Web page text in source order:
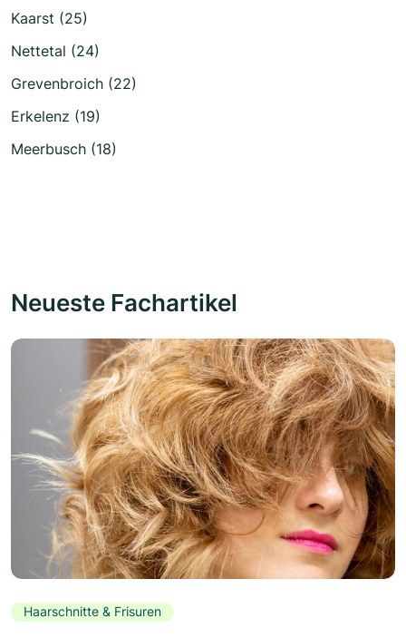
Kaarst (25)
Nettetal (24)
Grevenbroich (22)
Erkelenz (19)
Meerbusch (18)
Neueste Fachartikel
Haarschnitte & Frisuren